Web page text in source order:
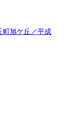
旭ケ丘／平成